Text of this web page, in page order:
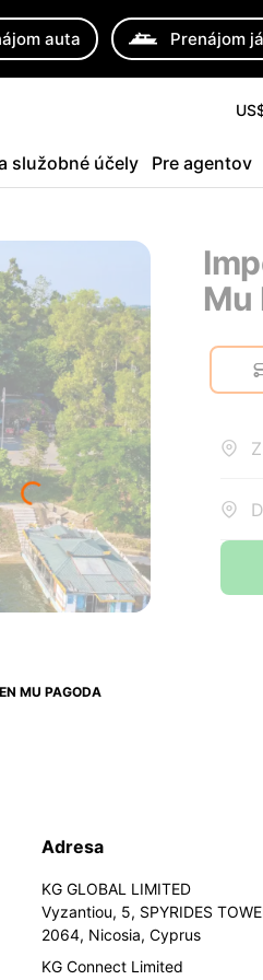
auta Prenájom
služobné účely Pre agentov
Mu
MU PAGODA
Adresa
KG GLOBAL LIMITED
Vyzantiou, 5, SPYRIDES
2064, Nicosia, Cyprus
KG Connect Limited